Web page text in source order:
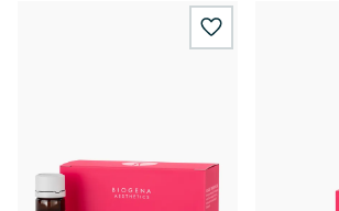
wishlist.add